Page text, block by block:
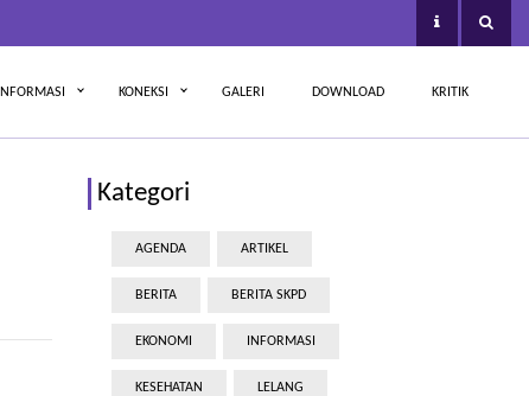
INFORMASI KONEKSI GALERI DOWNLOAD KRITIK
Kategori
AGENDA ARTIKEL
BERITA BERITA SKPD
EKONOMI INFORMASI
KESEHATAN LELANG